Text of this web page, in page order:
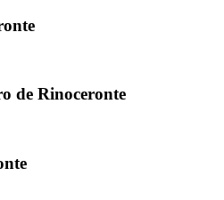
de Rinoceronte